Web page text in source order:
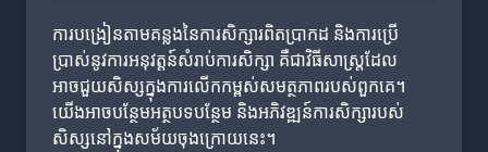
ការបង្រៀនតាមគន្លងនៃការសិក្សារពិតប្រាកដ និងការប្រើ
ប្រាស់នូវការអនុវត្តន៍សំរាប់ការសិក្សា គឺជាវិធីសាស្ត្រដែល
អាចជួយសិស្សក្នុងការលើកកម្ពស់សមត្ថភាពរបស់ពួកគេ។
យើងអាចបន្ថែមអត្ថបទបន្ថែម និងអភិវឌ្ឍន៍ការសិក្សារបស់
សិស្សនៅក្នុងសម័យចុងក្រោយនេះ។